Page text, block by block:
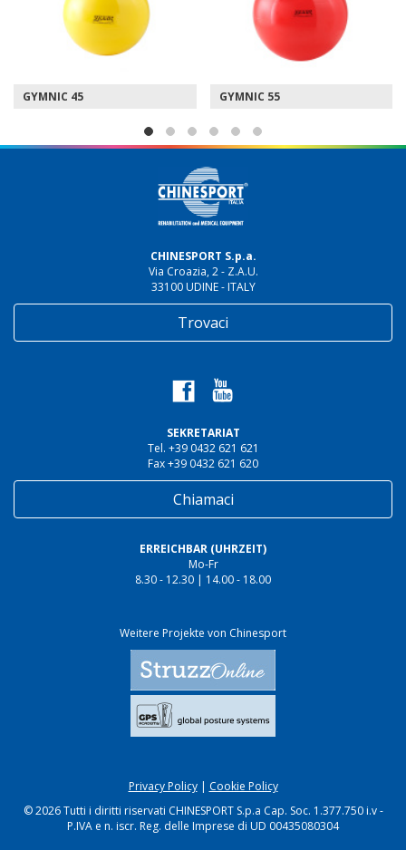
GYMNIC 45 GYMNIC 55
CHINESPORT S.p.a.
Via Croazia, 2 - Z.A.U.
33100 UDINE - ITALY
Trovaci
SEKRETARIAT
Tel. +39 0432 621 621
Fax +39 0432 621 620
Chiamaci
ERREICHBAR (UHRZEIT)
Mo-Fr
8.30 - 12.30 | 14.00 - 18.00
Weitere Projekte von Chinesport
Privacy Policy| Cookie Policy
© 2026 Tutti i diritti riservati CHINESPORT S.p.a Cap. Soc. 1.377.750 i.v -
P.IVA e n. iscr. Reg. delle Imprese di UD 00435080304